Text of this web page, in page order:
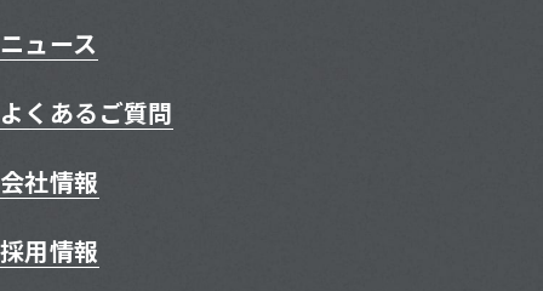
ニュース
よくあるご質問
会社情報
採用情報